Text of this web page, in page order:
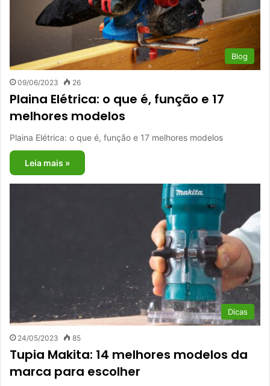
Blog
09/06/2023 26
Plaina Elétrica: o que é, função e 17
melhores modelos
Plaina Elétrica: o que é, função e 17 melhores modelos
Leia mais »
Dicas
24/05/2023 85
Tupia Makita: 14 melhores modelos da
marca para escolher